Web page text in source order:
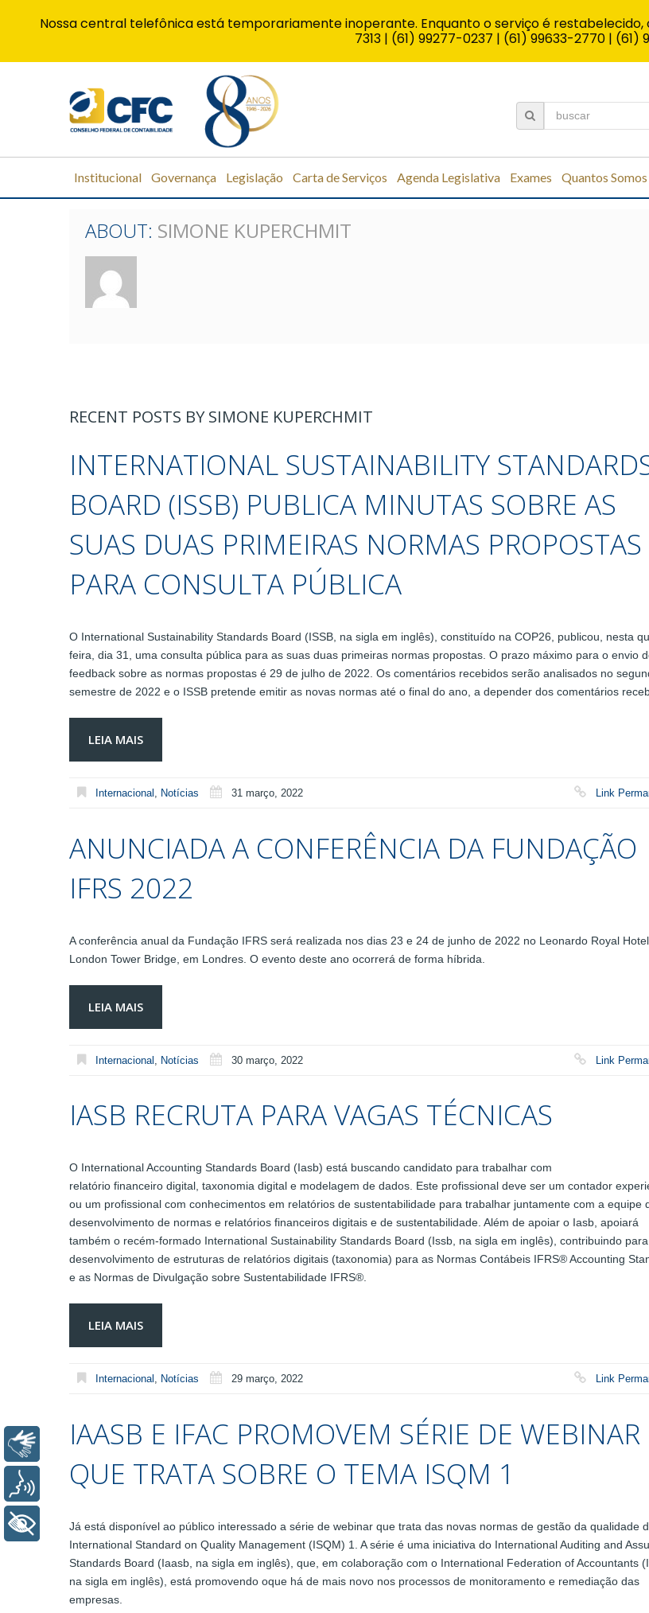
Institucional Governança Legislação Carta de Serviços Agenda Legislativa Exames Quantos Somos
ABOUT: SIMONE KUPERCHMIT
RECENT POSTS BY SIMONE KUPERCHMIT
INTERNATIONAL SUSTAINABILITY
BOARD (ISSB) PUBLICA MINUTAS SOBRE AS
SUAS DUAS PRIMEIRAS NORMAS PROPOSTAS
PARA CONSULTA PÚBLICA
O International Sustainability Standards Board (ISSB, na sigla em inglês), constituído na COP26, publicou, nesta
feira, dia 31, uma consulta pública para as suas duas primeiras normas propostas. O prazo máximo para o envio
feedback sobre as normas propostas é 29 de julho de 2022. Os comentários recebidos serão analisados no
semestre de 2022 e o ISSB pretende emitir as novas normas até o final do ano, a depender dos comentários
LEIA MAIS
Internacional , Notícias 31 março, 2022 Link
ANUNCIADA A CONFERÊNCIA DA FUNDAÇÃO
IFRS 2022
A conferência anual da Fundação IFRS será realizada nos dias 23 e 24 de junho de 2022 no Leonardo Royal Hotel
London Tower Bridge, em Londres. O evento deste ano ocorrerá de forma híbrida.
LEIA MAIS
Internacional Notícias 30 março, 2022 Link
IASB RECRUTA PARA VAGAS TÉCNICAS
O International Accounting Standards Board (Iasb) está buscando candidato para trabalhar com
relatório financeiro digital, taxonomia digital e modelagem de dados. Este profissional deve ser um contador
ou um profissional com conhecimentos em relatórios de sustentabilidade para trabalhar juntamente com a equipe
desenvolvimento de normas e relatórios financeiros digitais e de sustentabilidade. Além de apoiar o Iasb, apoiará
também o recém-formado International Sustainability Standards Board (Issb, na sigla em inglês), contribuindo
desenvolvimento de estruturas de relatórios digitais (taxonomia) para as Normas Contábeis IFRS® Accounting
e as Normas de Divulgação sobre Sustentabilidade IFRS®.
LEIA MAIS
Internacional , Notícias 29 março, 2022 Link
IAASB E IFAC PROMOVEM SÉRIE DE WEBINAR
QUE TRATA SOBRE O TEMA ISQM 1
Já está disponível ao público interessado a série de webinar que trata das novas normas de gestão da qualidade
International Standard on Quality Management (ISQM) 1. A série é uma iniciativa do International Auditing and
Standards Board (Iaasb, na sigla em inglês), que, em colaboração com o International Federation of Accountants
na sigla em inglês), está promovendo oque há de mais novo nos processos de monitoramento e remediação das
empresas.
Nossa central telefônica está temporariamente inoperante. Enquanto o serviço é restabelecido,
7313 | (61) 99277-0237 | (61) 99633-2770 | (61)
Libras
Voz
+ Acessibilidade